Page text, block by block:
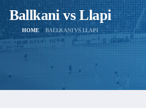
Ballkani vs Llapi
HOME BALLKANI VS LLAPI